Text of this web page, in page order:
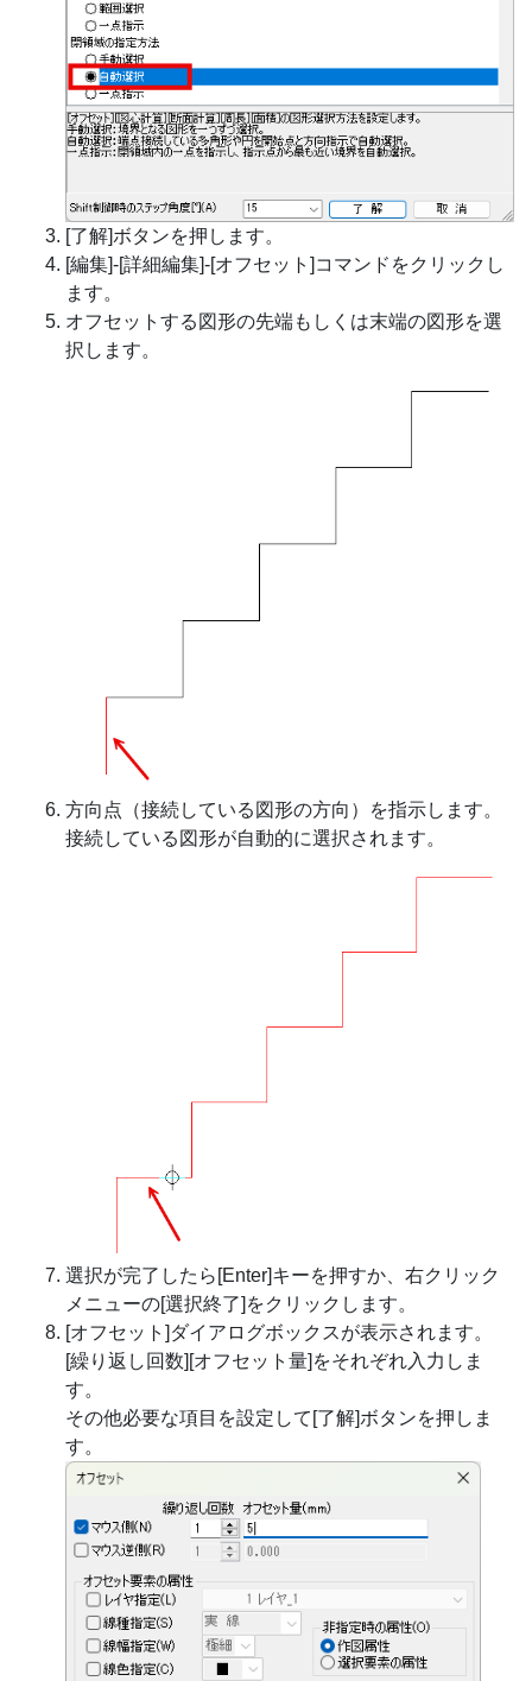
[了解]ボタンを押します。
[編集]-[詳細編集]-[オフセット]コマンドをクリックし
ます。
オフセットする図形の先端もしくは末端の図形を選
択します。
方向点（接続している図形の方向）を指示します。
接続している図形が自動的に選択されます。
選択が完了したら[Enter]キーを押すか、右クリック
メニューの[選択終了]をクリックします。
[オフセット]ダイアログボックスが表示されます。
[繰り返し回数][オフセット量]をそれぞれ入力しま
す。
その他必要な項目を設定して[了解]ボタンを押しま
す。